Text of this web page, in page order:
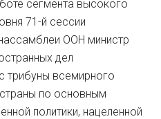
сегмента высокого
71-й сессии
ООН министр
дел
трибуны всемирного
по основным
политики, нацеленной